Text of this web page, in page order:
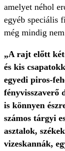
amelyet néhol
egyéb speciális
még mindig
„A rajt előtt
és kis
egyedi piros-
fényvisszaverő
is könnyen
számos tárgyi
asztalok,
vizeskannák,